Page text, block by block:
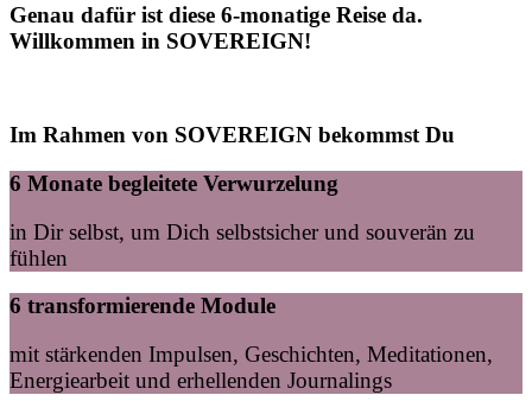
Genau dafür ist diese 6-monatige Reise da.
Willkommen in SOVEREIGN!
Im Rahmen von SOVEREIGN bekommst Du
6 Monate begleitete Verwurzelung
in Dir selbst, um Dich selbstsicher und souverän zu
fühlen
6 transformierende Module
mit stärkenden Impulsen, Geschichten, Meditationen,
Energiearbeit und erhellenden Journalings